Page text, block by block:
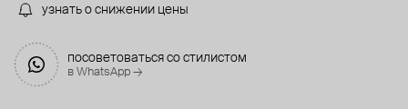
узнать о снижении цены
посоветоваться со стилистом
в WhatsApp →